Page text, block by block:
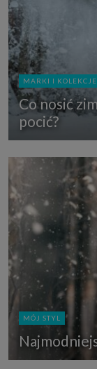
MARKI I KOLEKCJE
Co nosić
pocić?
MÓJ STYL